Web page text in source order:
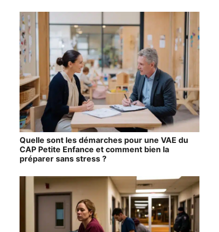
Quelle sont les démarches pour une VAE du
CAP Petite Enfance et comment bien la
préparer sans stress ?